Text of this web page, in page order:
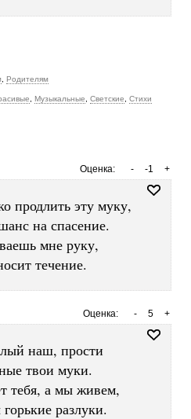
Родителям
Музыкальные Светские Стихи
Оценка: +
-1
-
продлить эту муку,
на спасение.
мне руку,
течение.
Оценка: +
5
-
наш, прости
твои муки.
тебя, а мы живем,
разлуки.